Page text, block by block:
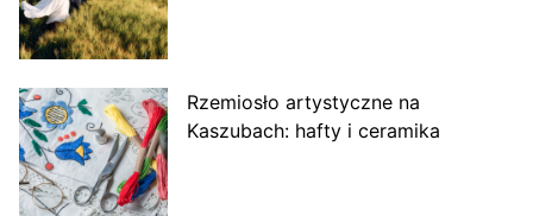
Rzemiosło artystyczne na
Kaszubach: hafty i ceramika